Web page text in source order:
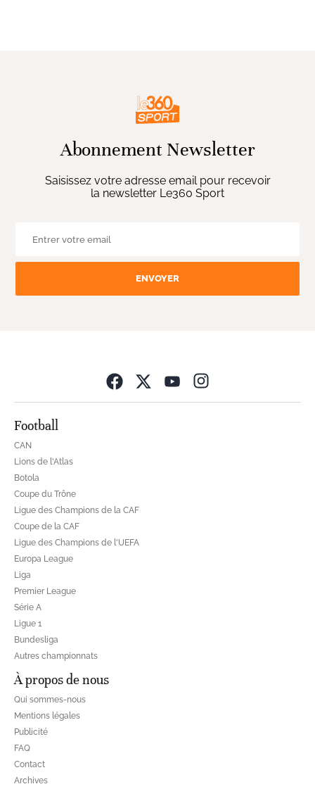
Abonnement Newsletter
Saisissez votre adresse email pour recevoir
la newsletter Le360 Sport
ENVOYER
Football
CAN
Lions de l'Atlas
Botola
Coupe du Trône
Ligue des Champions de la CAF
Coupe de la CAF
Ligue des Champions de l'UEFA
Europa League
Liga
Premier League
Série A
Ligue 1
Bundesliga
Autres championnats
À propos de nous
Qui sommes-nous
Mentions légales
Publicité
FAQ
Contact
Archives